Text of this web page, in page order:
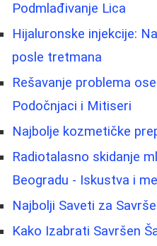
Podmlađivanje Lica
Hijaluronske injekcije:
posle tretmana
Rešavanje problema
Podočnjaci i Mitiseri
Najbolje kozmetičke
Radiotalasno skidanje
Beogradu - Iskustva i
Najbolji Saveti za
Kako Izabrati Savršen